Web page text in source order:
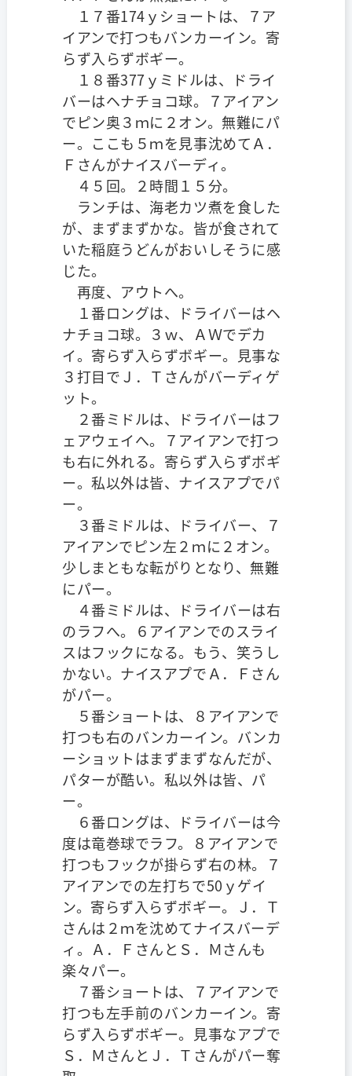
１７番174ｙショートは、７ア
イアンで打つもバンカーイン。寄
らず入らずボギー。
１８番377ｙミドルは、ドライ
バーはヘナチョコ球。７アイアン
でピン奥３ｍに２オン。無難にパ
ー。ここも５ｍを見事沈めてＡ．
Ｆさんがナイスバーディ。
４５回。２時間１５分。
ランチは、海老カツ煮を食した
が、まずまずかな。皆が食されて
いた稲庭うどんがおいしそうに感
じた。
再度、アウトへ。
１番ロングは、ドライバーはヘ
ナチョコ球。３ｗ、ＡＷでデカ
イ。寄らず入らずボギー。見事な
３打目でＪ．Ｔさんがバーディゲ
ット。
２番ミドルは、ドライバーはフ
ェアウェイへ。７アイアンで打つ
も右に外れる。寄らず入らずボギ
ー。私以外は皆、ナイスアプでパ
ー。
３番ミドルは、ドライバー、７
アイアンでピン左２ｍに２オン。
少しまともな転がりとなり、無難
にパー。
４番ミドルは、ドライバーは右
のラフへ。６アイアンでのスライ
スはフックになる。もう、笑うし
かない。ナイスアプでＡ．Ｆさん
がパー。
５番ショートは、８アイアンで
打つも右のバンカーイン。バンカ
ーショットはまずまずなんだが、
パターが酷い。私以外は皆、パ
ー。
６番ロングは、ドライバーは今
度は竜巻球でラフ。８アイアンで
打つもフックが掛らず右の林。７
アイアンでの左打ちで50ｙゲイ
ン。寄らず入らずボギー。Ｊ．Ｔ
さんは２ｍを沈めてナイスバーデ
ィ。Ａ．ＦさんとＳ．Ｍさんも
楽々パー。
７番ショートは、７アイアンで
打つも左手前のバンカーイン。寄
らず入らずボギー。見事なアプで
Ｓ．ＭさんとＪ．Ｔさんがパー奪